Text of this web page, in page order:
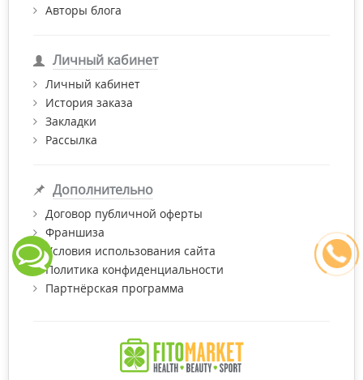
Авторы блога
Личный кабинет
Личный кабинет
История заказа
Закладки
Рассылка
Дополнительно
Договор публичной оферты
Франшиза
Условия использования сайта
Политика конфиденциальности
Партнёрская программа